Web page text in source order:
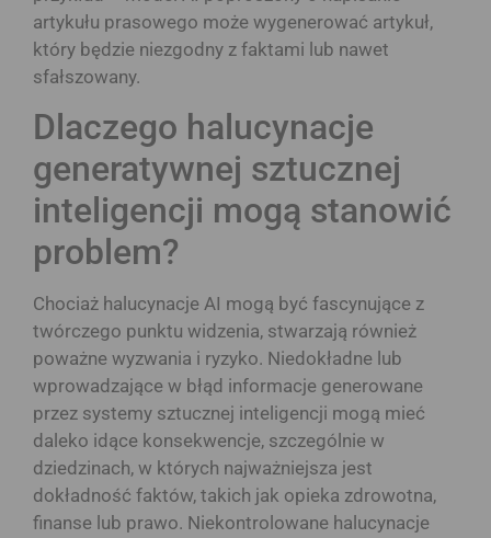
artykułu prasowego może wygenerować artykuł,
który będzie niezgodny z faktami lub nawet
sfałszowany.
Dlaczego halucynacje
generatywnej sztucznej
inteligencji mogą stanowić
problem?
Chociaż halucynacje AI mogą być fascynujące z
twórczego punktu widzenia, stwarzają również
poważne wyzwania i ryzyko. Niedokładne lub
wprowadzające w błąd informacje generowane
przez systemy sztucznej inteligencji mogą mieć
daleko idące konsekwencje, szczególnie w
dziedzinach, w których najważniejsza jest
dokładność faktów, takich jak opieka zdrowotna,
finanse lub prawo. Niekontrolowane halucynacje